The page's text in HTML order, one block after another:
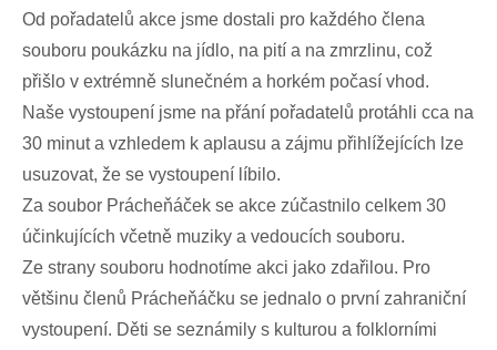
Od pořadatelů akce jsme dostali pro každého člena
souboru poukázku na jídlo, na pití a na zmrzlinu, což
přišlo v extrémně slunečném a horkém počasí vhod.
Naše vystoupení jsme na přání pořadatelů protáhli cca na
30 minut a vzhledem k aplausu a zájmu přihlížejících lze
usuzovat, že se vystoupení líbilo.
Za soubor Prácheňáček se akce zúčastnilo celkem 30
účinkujících včetně muziky a vedoucích souboru.
Ze strany souboru hodnotíme akci jako zdařilou. Pro
většinu členů Prácheňáčku se jednalo o první zahraniční
vystoupení. Děti se seznámily s kulturou a folklorními